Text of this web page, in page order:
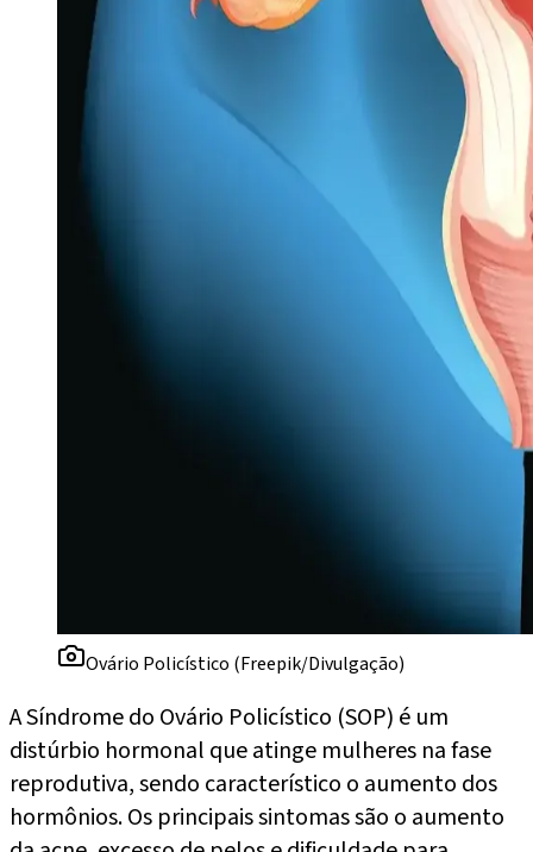
Ovário Policístico (Freepik/Divulgação)
A Síndrome do Ovário Policístico (SOP) é um
distúrbio hormonal que atinge mulheres na fase
reprodutiva, sendo característico o aumento dos
hormônios. Os principais sintomas são o aumento